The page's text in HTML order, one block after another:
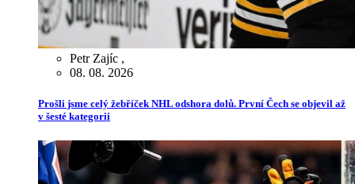
Petr Zajíc ,
08. 08. 2026
Prošli jsme celý žebříček NHL odshora dolů. První Čech se objevil až
v šesté kategorii